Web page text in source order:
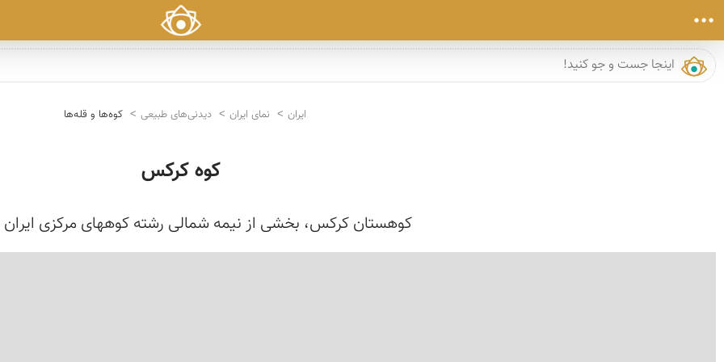
ایران نمای ایران دیدنی‌های طبیعی کوه‌ها و قله‌ها
کوه کرکس
کوهستان کرکس، بخشی از نیمه شمالی رشته کوههای مرکزی